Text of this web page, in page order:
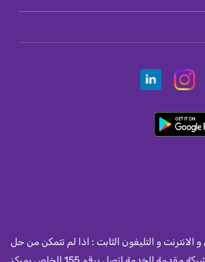
و التليفون الثابت : اذا لم تتمكن من حل